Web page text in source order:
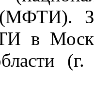
(МФТИ).
в